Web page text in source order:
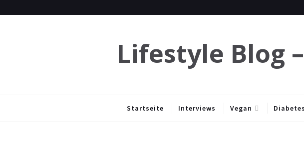
Lifestyle Blog
Startseite Interviews Vegan Diabetes